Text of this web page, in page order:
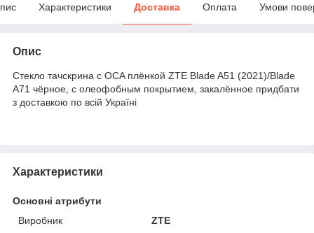
Характеристики Доставка Оплата Умови
Опис
Стекло тачскрина c OCA плёнкой ZTE Blade A51 (2021)/Blade
A71 чёрное, с олеофобным покрытием, закалённое придбати
з доставкою по всій Україні
Характеристики
Основні атрибути
Виробник
ZTE